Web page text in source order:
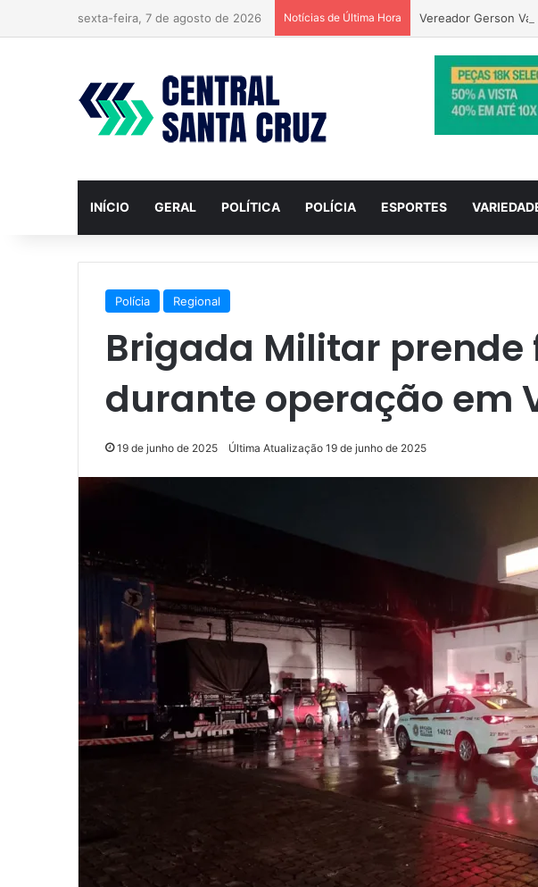
sexta-feira, 7 de agosto de 2026 Notícias de Última Hora Vereador Gerson
INÍCIO GERAL POLÍTICA POLÍCIA ESPORTES
Polícia Regional
Brigada Militar prende
durante operação em
19 de junho de 2025 Última Atualização 19 de junho de 2025